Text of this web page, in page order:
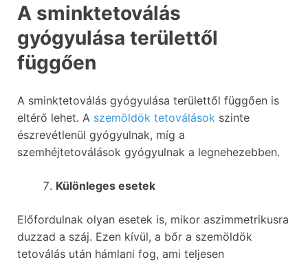
A sminktetoválás
gyógyulása területtől
függően
A sminktetoválás gyógyulása területtől függően is
eltérő lehet. A szemöldök tetoválások szinte
észrevétlenül gyógyulnak, míg a
szemhéjtetoválások gyógyulnak a legnehezebben.
Különleges esetek
Előfordulnak olyan esetek is, mikor aszimmetrikusra
duzzad a száj. Ezen kívül, a bőr a szemöldök
tetoválás után hámlani fog, ami teljesen